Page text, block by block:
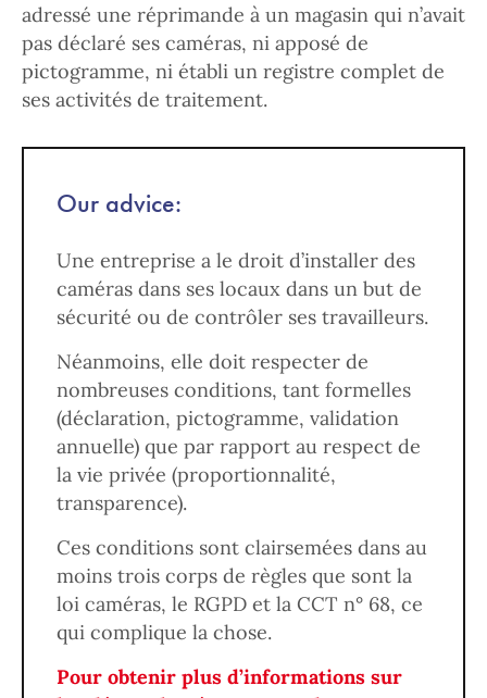
adressé une réprimande à un magasin qui n’avait
pas déclaré ses caméras, ni apposé de
pictogramme, ni établi un registre complet de
ses activités de traitement.
Our advice:
Une entreprise a le droit d’installer des
caméras dans ses locaux dans un but de
sécurité ou de contrôler ses travailleurs.
Néanmoins, elle doit respecter de
nombreuses conditions, tant formelles
(déclaration, pictogramme, validation
annuelle) que par rapport au respect de
la vie privée (proportionnalité,
transparence).
Ces conditions sont clairsemées dans au
moins trois corps de règles que sont la
loi caméras, le RGPD et la CCT n° 68, ce
qui complique la chose.
Pour obtenir plus d’informations sur